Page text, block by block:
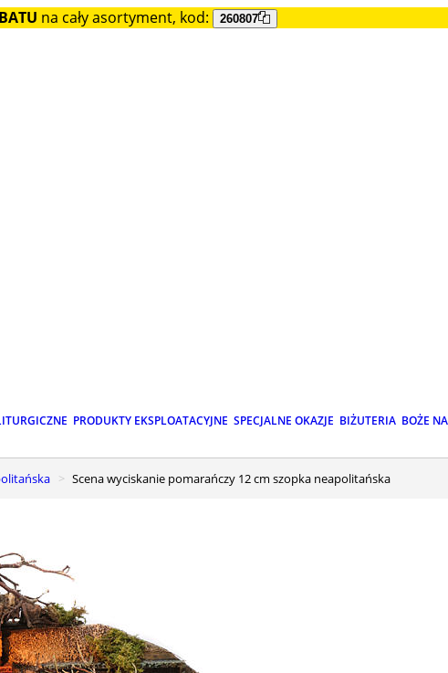
na cały asortyment, kod: 260807
PRODUKTY EKSPLOATACYJNE SPECJALNE OKAZJE BIŻUTERIA BOŻE
Scena wyciskanie pomarańczy 12 cm szopka neapolitańska